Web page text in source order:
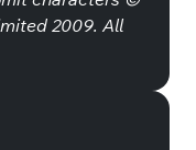
2009. All